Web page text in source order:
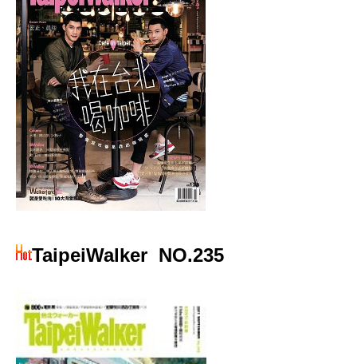
TaipeiWalker NO.235